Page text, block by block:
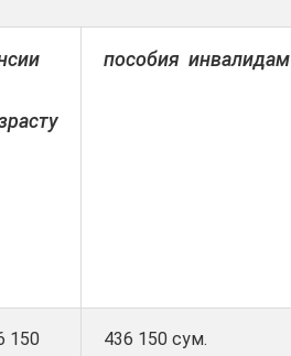
пособия инвалидам
150
436 150 сум.